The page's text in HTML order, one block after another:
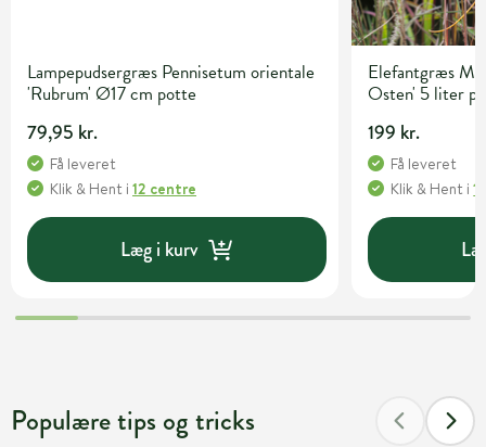
Lampepudsergræs Pennisetum orientale
'Rubrum' Ø17 cm potte
79,95 kr.
Få leveret
Klik & Hent i 12 centre
Læg i kurv
Elefantgræs
Osten' 5 liter
199 kr.
Få leveret
Klik & Hent i
Populære tips og tricks